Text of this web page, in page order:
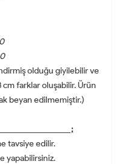
olduğu giyilebilir ve
cm farklar oluşabilir. Ürün
beyan edilmemiştir.)
;
tavsiye edilir.
yapabilirsiniz.